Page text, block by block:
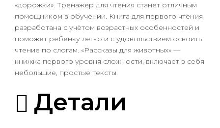
«дорожки». Тренажер для чтения станет отличным
помощником в обучении. Книга для первого чтения
разработана с учётом возрастных особенностей и
поможет ребенку легко и с удовольствием освоить
чтение по слогам. «Рассказы для животных» —
книжка первого уровня сложности, включает в себя
небольшие, простые тексты.
Детали